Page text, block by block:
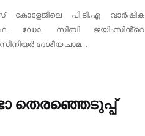
പി.ടി.എ വാർഷിക
ഡോ. സിബി ജയിംസിൻ്റെ
ദേശീയ ചാമ…
തെരഞ്ഞെടുപ്പ്